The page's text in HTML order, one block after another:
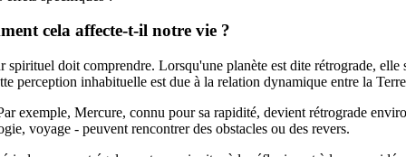
cela affecte-t-il notre vie ?
doit comprendre. Lorsqu'une planète est dite rétrograde, elle
perception inhabituelle est due à la relation dynamique entre la
exemple, Mercure, connu pour sa rapidité, devient rétrograde
voyage - peuvent rencontrer des obstacles ou des revers.